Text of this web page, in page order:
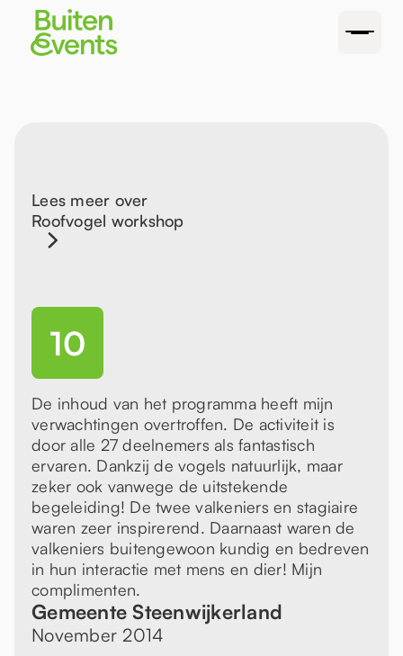
Lees meer over
Roofvogel workshop
10
De inhoud van het programma heeft mijn
verwachtingen overtroffen. De activiteit is
door alle 27 deelnemers als fantastisch
ervaren. Dankzij de vogels natuurlijk, maar
zeker ook vanwege de uitstekende
begeleiding! De twee valkeniers en stagiaire
waren zeer inspirerend. Daarnaast waren de
valkeniers buitengewoon kundig en bedreven
in hun interactie met mens en dier! Mijn
complimenten.
Gemeente Steenwijkerland
November 2014